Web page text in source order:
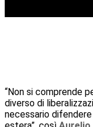
“Non si comprende
diverso di
necessario